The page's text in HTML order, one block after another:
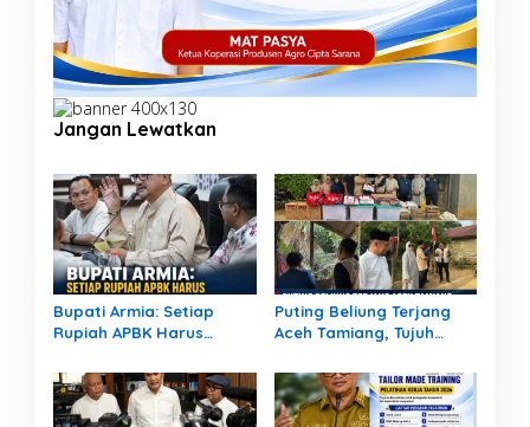
Jangan Lewatkan
Bupati Armia: Setiap
Rupiah APBK Harus
Masyarakat
Puting Beliung Terjang
Aceh Tamiang, Tujuh
Bang Jek Tinjau Lokasi
Bencana